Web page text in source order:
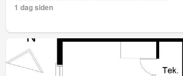
1 dag siden